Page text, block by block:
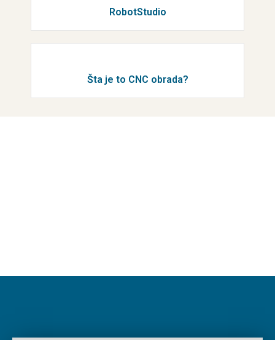
RobotStudio
Šta je to CNC obrada?